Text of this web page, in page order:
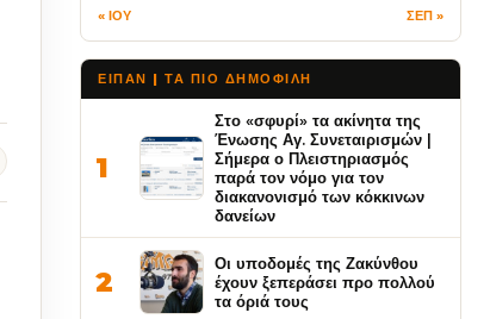
« ΙΟΥ ΣΕΠ »
ΕΙΠΑΝ | ΤΑ ΠΙΟ ΔΗΜΟΦΙΛΉ
1
Στο «σφυρί» τα ακίνητα της
Ένωσης Αγ. Συνεταιρισμών |
Σήμερα ο Πλειστηριασμός
παρά τον νόμο για τον
διακανονισμό των κόκκινων
δανείων
2
Οι υποδομές της Ζακύνθου
έχουν ξεπεράσει προ πολλού
τα όριά τους